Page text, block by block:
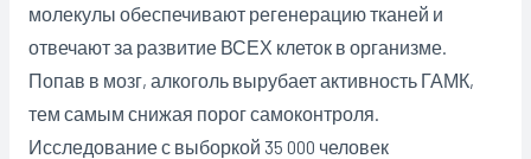
молекулы обеспечивают регенерацию тканей и
отвечают за развитие ВСЕХ клеток в организме.
Попав в мозг, алкоголь вырубает активность ГАМК,
тем самым снижая порог самоконтроля.
Исследование с выборкой 35 000 человек